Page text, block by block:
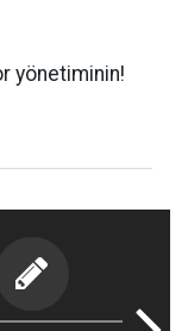
yönetiminin!